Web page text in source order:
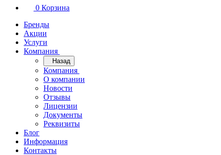
0 Корзина
Бренды
Акции
Услуги
Компания
Назад
Компания
О компании
Новости
Отзывы
Лицензии
Документы
Реквизиты
Блог
Информация
Контакты